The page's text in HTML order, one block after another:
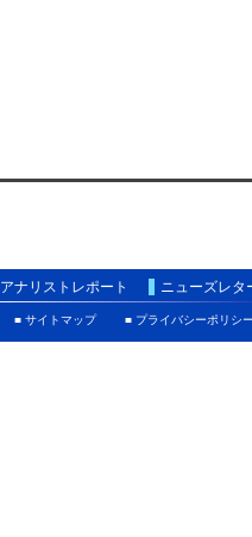
アナリストレポート ニューズレタ
■ プライバシーポリシ
■ サイトマップ